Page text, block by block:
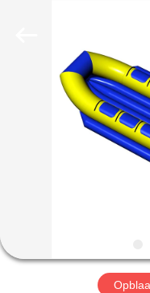
PRODUCTEN
ONGEVEER
ONS